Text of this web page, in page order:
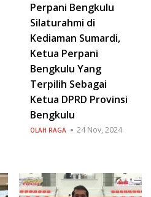
Perpani Bengkulu
Silaturahmi di
Kediaman Sumardi,
Ketua Perpani
Bengkulu Yang
Terpilih Sebagai
Ketua DPRD Provinsi
Bengkulu
OLAH RAGA 24 Nov, 2024